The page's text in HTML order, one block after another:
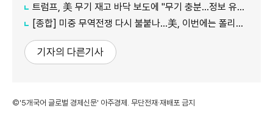
트럼프, 美 무기 재고 바닥 보도에 "무기 충분…정보 유출자에 장기형"
[종합] 미중 무역전쟁 다시 불붙나…美, 이번에는 폴리실리콘 관세 15% 추진
기자의 다른기사
©'5개국어 글로벌 경제신문' 아주경제. 무단전재·재배포 금지